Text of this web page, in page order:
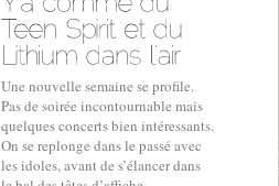
Une nouvelle semaine se profile.
Pas de soirée incontournable mais
quelques concerts bien intéressants.
On se replonge dans le passé avec
les idoles, avant de s’élancer dans